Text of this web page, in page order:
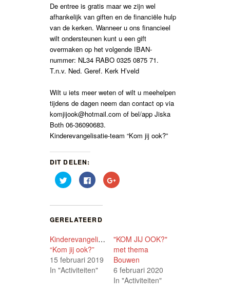
De entree is gratis maar we zijn wel
afhankelijk van giften en de financiële hulp
van de kerken. Wanneer u ons financieel
wilt ondersteunen kunt u een gift
overmaken op het volgende IBAN-
nummer: NL34 RABO 0325 0875 71.
T.n.v. Ned. Geref. Kerk H’veld
Wilt u iets meer weten of wilt u meehelpen
tijdens de dagen neem dan contact op via
komjijook@hotmail.com of bel/app Jiska
Both 06-36090683.
Kinderevangelisatie-team “Kom jij ook?”
DIT DELEN:
Klik
om
in
venster
geopend)
Klik
om
in
venster
geopend)
Klik
om
venster
geopend)
GERELATEERD
Kinderevangelisatie
“Kom jij ook?”
15 februari 2019
In "Activiteiten"
"KOM JIJ OOK?"
met thema
Bouwen
6 februari 2020
In "Activiteiten"